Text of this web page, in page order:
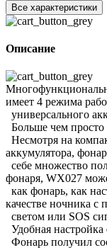
Все характеристики
Описание
имеет 4 режима
универсального
Больше чем просто
Несмотря на
аккумулятора,
себе множество
фонаря, WX027
как фонарь, как
качестве ночника
светом или SOS
Удобная настройка
Фонарь получил